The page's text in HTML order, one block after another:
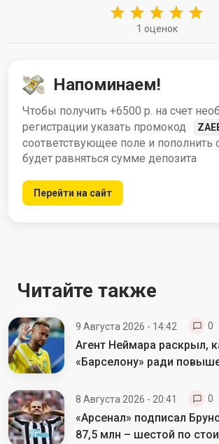
1 оценок
Напоминаем!
Чтобы получить +6500 р. на счет
регистрации указать промокод
соответствующее поле и пополнить
будет равняться сумме депозита
Перейти на сайт
Читайте также
9 Августа 2026 - 14:42 0
Агент Неймара раскрыл,
«Барселону» ради
8 Августа 2026 - 20:41 0
«Арсенал» подписал
87,5 млн – шестой по